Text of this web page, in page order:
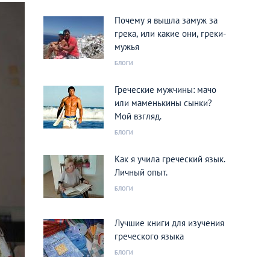
Почему я вышла замуж за
грека, или какие они, греки-
мужья
БЛОГИ
Греческие мужчины: мачо
или маменькины сынки?
Мой взгляд.
БЛОГИ
Как я учила греческий язык.
Личный опыт.
БЛОГИ
Лучшие книги для изучения
греческого языка
БЛОГИ